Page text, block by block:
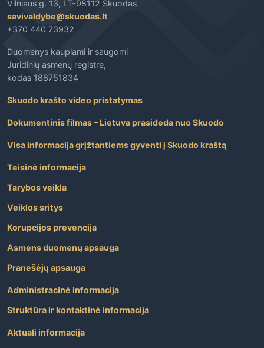
Vilniaus g. 13, LT-98112 Skuodas
savivaldybe@skuodas.lt
+370 440 73932
Duomenys kaupiami ir saugomi
Juridinių asmenų registre,
kodas 188751834
Skuodo krašto video pristatymas
Dokumentinis filmas – Lietuva prasideda nuo Skuodo
Visa informacija grįžtantiems gyventi į Skuodo kraštą
Teisinė informacija
Tarybos veikla
Veiklos sritys
Korupcijos prevencija
Asmens duomenų apsauga
Pranešėjų apsauga
Administracinė informacija
Struktūra ir kontaktinė informacija
Aktuali informacija